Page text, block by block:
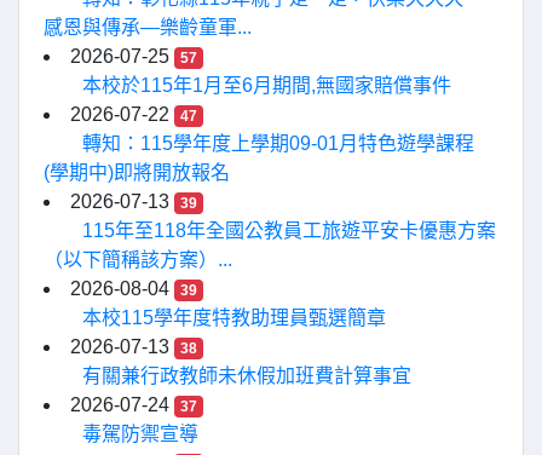
感恩與傳承—樂齡童軍...
2026-07-25
57
本校於115年1月至6月期間,無國家賠償事件
2026-07-22
47
轉知：115學年度上學期09-01月特色遊學課程
(學期中)即將開放報名
2026-07-13
39
115年至118年全國公教員工旅遊平安卡優惠方案
（以下簡稱該方案）...
2026-08-04
39
本校115學年度特教助理員甄選簡章
2026-07-13
38
有關兼行政教師未休假加班費計算事宜
2026-07-24
37
毒駕防禦宣導